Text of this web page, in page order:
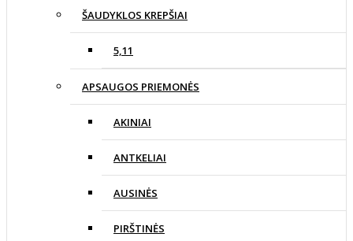
ŠAUDYKLOS KREPŠIAI
5,11
APSAUGOS PRIEMONĖS
AKINIAI
ANTKELIAI
AUSINĖS
PIRŠTINĖS